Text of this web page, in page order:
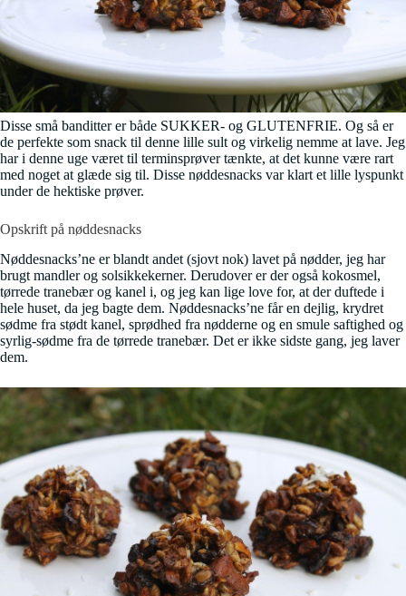
Disse små banditter er både SUKKER- og GLUTENFRIE. Og så er
de perfekte som snack til denne lille sult og virkelig nemme at lave. Jeg
har i denne uge været til terminsprøver tænkte, at det kunne være rart
med noget at glæde sig til. Disse nøddesnacks var klart et lille lyspunkt
under de hektiske prøver.
Opskrift på nøddesnacks
Nøddesnacks’ne er blandt andet (sjovt nok) lavet på nødder, jeg har
brugt mandler og solsikkekerner. Derudover er der også kokosmel,
tørrede tranebær og kanel i, og jeg kan lige love for, at der duftede i
hele huset, da jeg bagte dem. Nøddesnacks’ne får en dejlig, krydret
sødme fra stødt kanel, sprødhed fra nødderne og en smule saftighed og
syrlig-sødme fra de tørrede tranebær. Det er ikke sidste gang, jeg laver
dem.